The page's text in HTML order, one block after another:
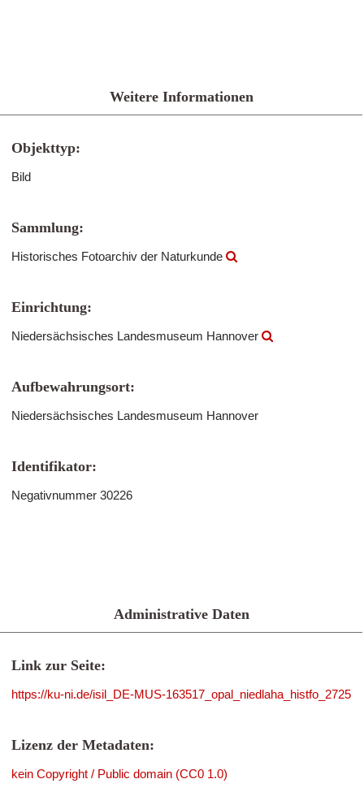
Weitere Informationen
Objekttyp:
Bild
Sammlung:
Historisches Fotoarchiv der Naturkunde
Einrichtung:
Niedersächsisches Landesmuseum Hannover
Aufbewahrungsort:
Niedersächsisches Landesmuseum Hannover
Identifikator:
Negativnummer 30226
Administrative Daten
Link zur Seite:
https://ku-ni.de/isil_DE-MUS-163517_opal_niedlaha_histfo_2725
Lizenz der Metadaten:
kein Copyright / Public domain (CC0 1.0)